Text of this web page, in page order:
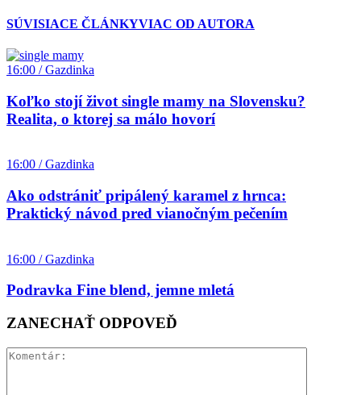
SÚVISIACE ČLÁNKYVIAC OD AUTORA
16:00 / Gazdinka
Koľko stojí život single mamy na Slovensku?
Realita, o ktorej sa málo hovorí
16:00 / Gazdinka
Ako odstrániť pripálený karamel z hrnca:
Praktický návod pred vianočným pečením
16:00 / Gazdinka
Podravka Fine blend, jemne mletá
ZANECHAŤ ODPOVEĎ